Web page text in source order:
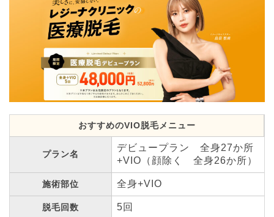
おすすめのVIO脱毛メニュー
プラン名
デビュープラン 全身27か所
+VIO（顔除く 全身26か所）
施術部位 全身+VIO
脱毛回数 5回